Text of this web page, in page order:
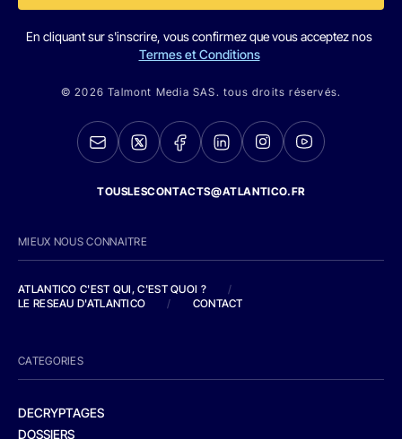
En cliquant sur s'inscrire, vous confirmez que vous acceptez nos
Termes et Conditions
© 2026 Talmont Media SAS. tous droits réservés.
TOUSLESCONTACTS@ATLANTICO.FR
MIEUX NOUS CONNAITRE
ATLANTICO C'EST QUI, C'EST QUOI ?
/
LE RESEAU D'ATLANTICO
/ CONTACT
CATEGORIES
DECRYPTAGES
DOSSIERS